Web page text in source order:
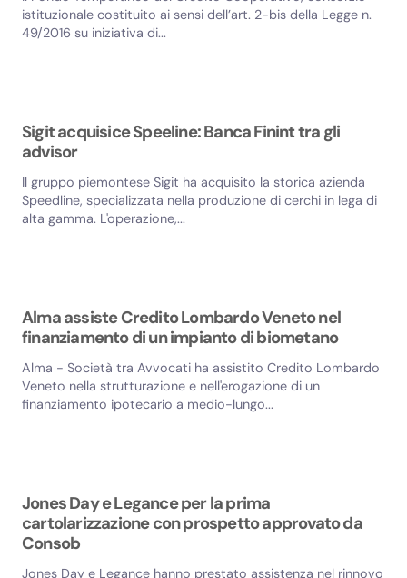
istituzionale costituito ai sensi dell’art. 2-bis della Legge n.
49/2016 su iniziativa di...
Sigit acquisice Speeline: Banca Finint tra gli
advisor
Il gruppo piemontese Sigit ha acquisito la storica azienda
Speedline, specializzata nella produzione di cerchi in lega di
alta gamma. L'operazione,...
Alma assiste Credito Lombardo Veneto nel
finanziamento di un impianto di biometano
Alma - Società tra Avvocati ha assistito Credito Lombardo
Veneto nella strutturazione e nell'erogazione di un
finanziamento ipotecario a medio-lungo...
Jones Day e Legance per la prima
cartolarizzazione con prospetto approvato da
Consob
Jones Day e Legance hanno prestato assistenza nel rinnovo